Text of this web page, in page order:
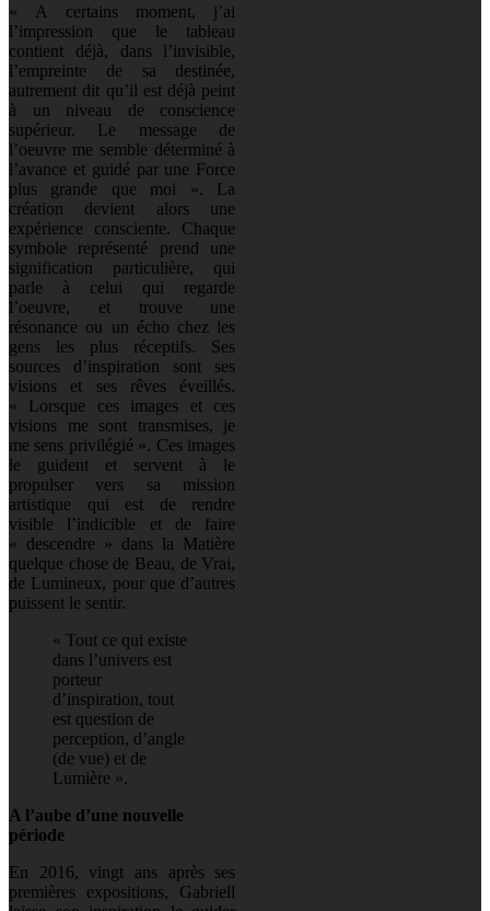
« A certains moment, j’ai
l’impression que le tableau
contient déjà, dans l’invisible,
l’empreinte de sa destinée,
autrement dit qu’il est déjà peint
à un niveau de conscience
supérieur. Le message de
l’oeuvre me semble déterminé à
l’avance et guidé par une Force
plus grande que moi ». La
création devient alors une
expérience consciente. Chaque
symbole représenté prend une
signification particulière, qui
parle à celui qui regarde
l’oeuvre, et trouve une
résonance ou un écho chez les
gens les plus réceptifs. Ses
sources d’inspiration sont ses
visions et ses rêves éveillés.
« Lorsque ces images et ces
visions me sont transmises, je
me sens privilégié ». Ces images
le guident et servent à le
propulser vers sa mission
artistique qui est de rendre
visible l’indicible et de faire
« descendre » dans la Matière
quelque chose de Beau, de Vrai,
de Lumineux, pour que d’autres
puissent le sentir.
« Tout ce qui existe
dans l’univers est
porteur
d’inspiration, tout
est question de
perception, d’angle
(de vue) et de
Lumière ».
A l’aube d’une nouvelle
période
En 2016, vingt ans après ses
premières expositions, Gabriell